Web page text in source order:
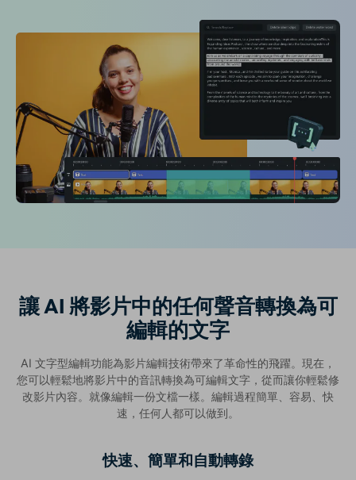
簡單的商業影片解決方案
產品信息
讓 AI 將影片中的任何聲音轉換為可
編輯的文字
AI 文字型編輯功能為影片編輯技術帶來了革命性的飛躍。現在，
您可以輕鬆地將影片中的音訊轉換為可編輯文字，從而讓你輕鬆修
改影片內容。就像編輯一份文檔一樣。編輯過程簡單、容易、快
速，任何人都可以做到。
快速、簡單和自動轉錄